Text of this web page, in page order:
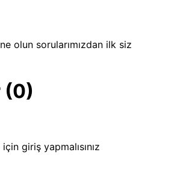
olun sorularımızdan ilk siz
(0)
giriş yapmalısınız